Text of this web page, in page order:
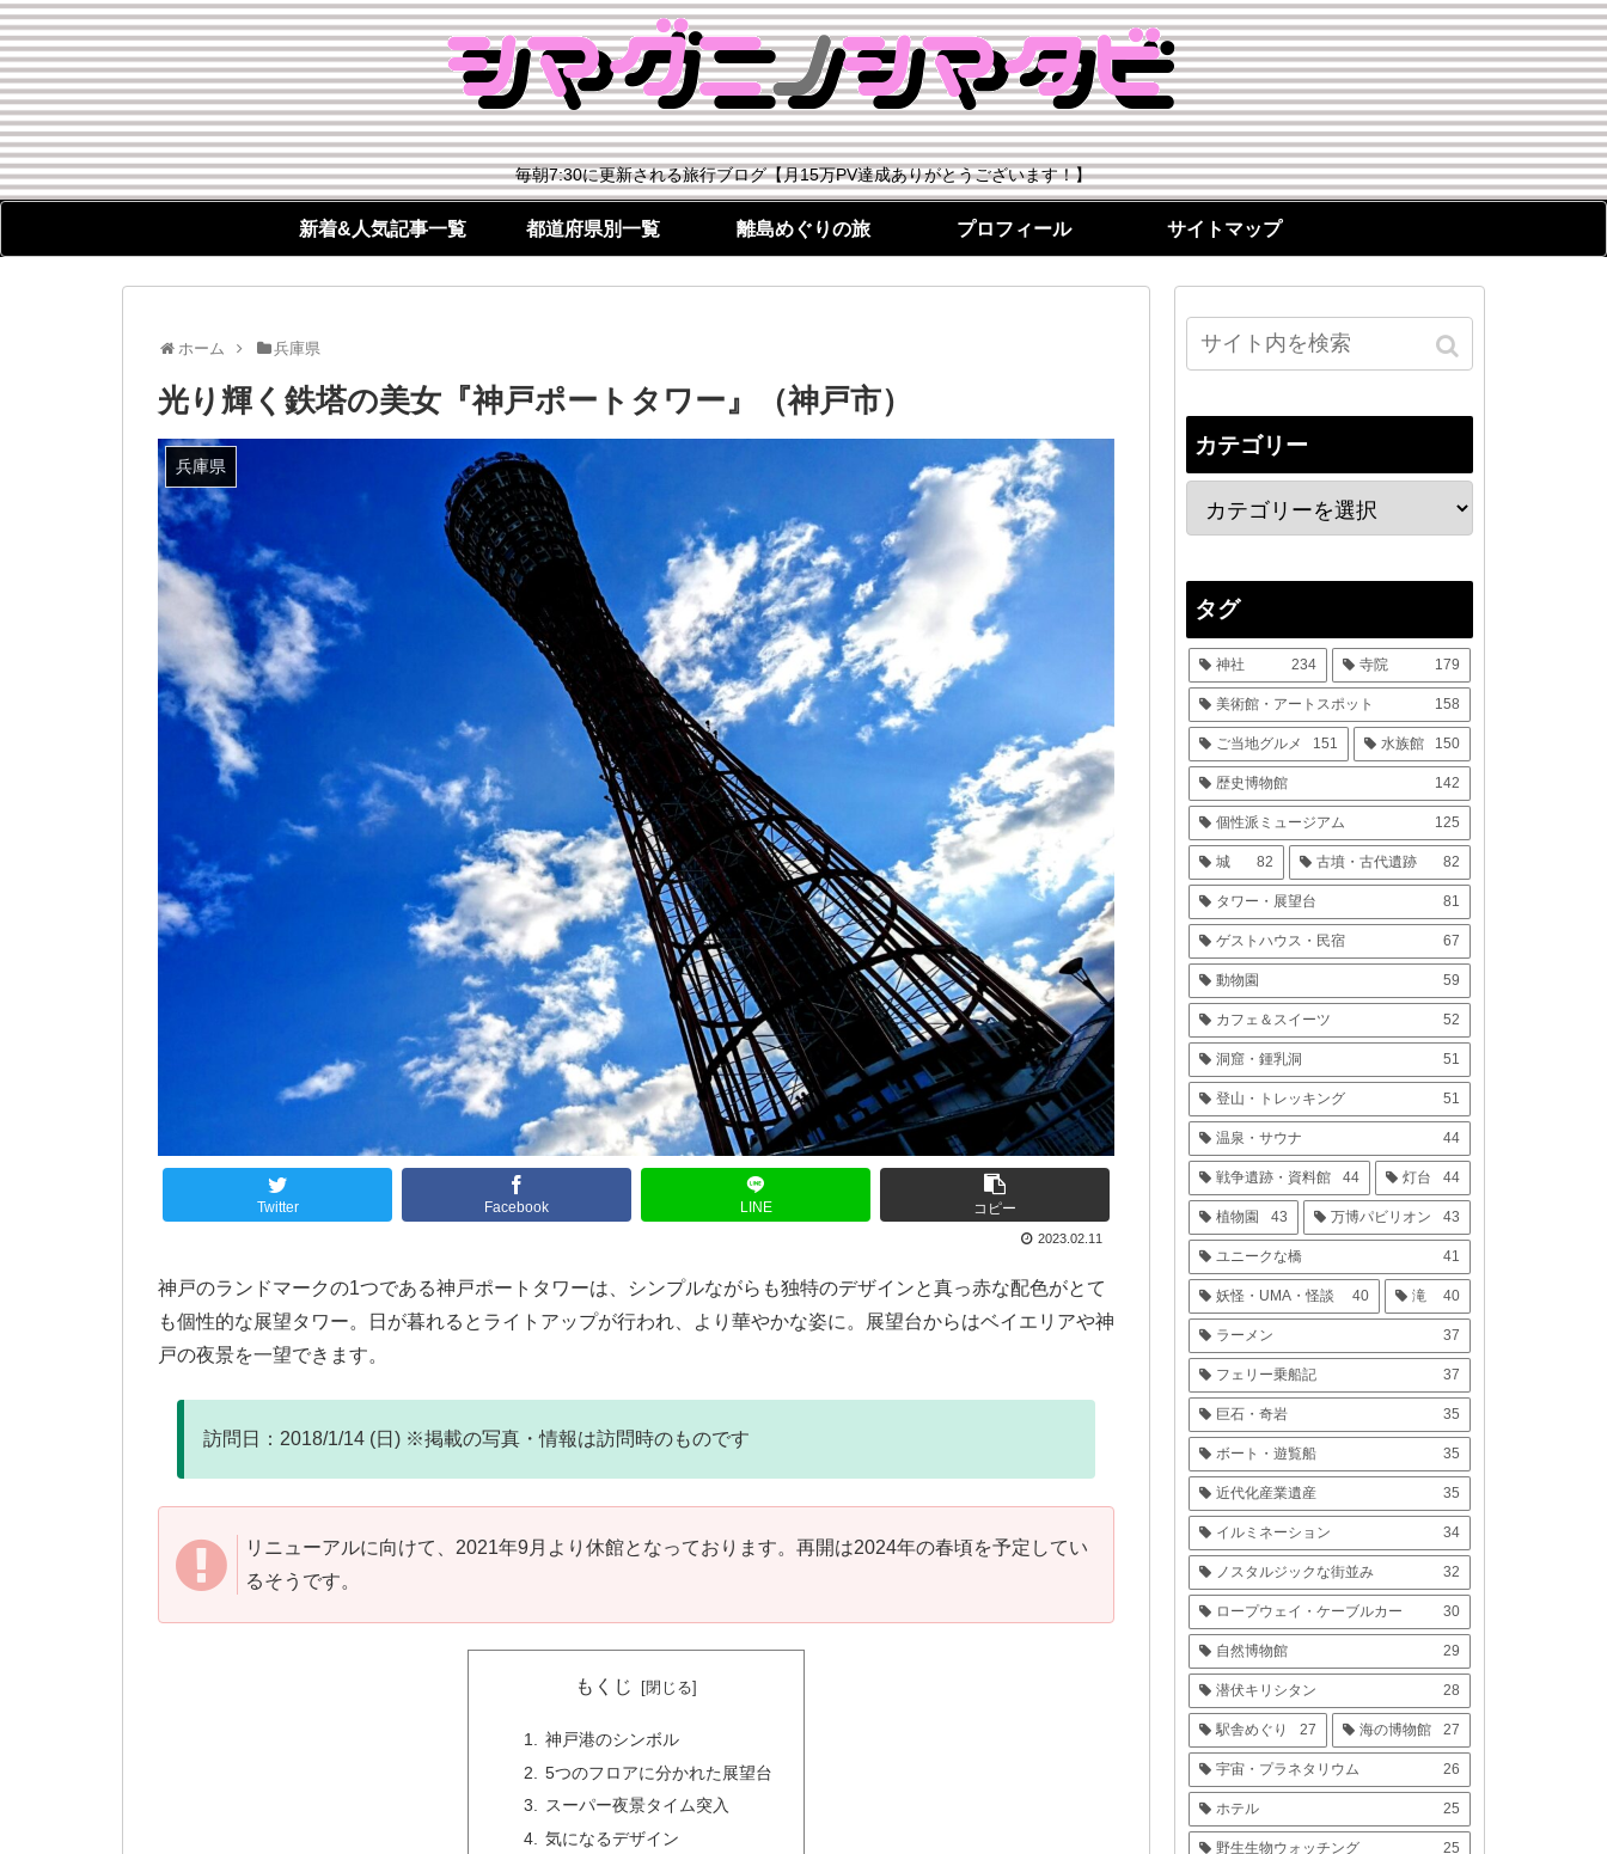
毎朝7:30に更新される旅行ブログ【月15万PV達成ありがとうございます！】
新着&人気記事一覧 都道府県別一覧 離島めぐりの旅 プロフィール サイトマップ
ホーム 兵庫県
光り輝く鉄塔の美女『神戸ポートタワー』（神戸市）
兵庫県
Twitter Facebook LINE コピー
2023.02.11
神戸のランドマークの1つである神戸ポートタワーは、シンプルながらも独特のデザインと真っ赤な配色がとて
も個性的な展望タワー。日が暮れるとライトアップが行われ、より華やかな姿に。展望台からはベイエリアや神
戸の夜景を一望できます。
訪問日：2018/1/14 (日) ※掲載の写真・情報は訪問時のものです
リニューアルに向けて、2021年9月より休館となっております。再開は2024年の春頃を予定してい
るそうです。
もくじ
神戸港のシンボル
5つのフロアに分かれた展望台
スーパー夜景タイム突入
気になるデザイン
カテゴリー
タグ
神社 234 寺院 179
美術館・アートスポット 158
ご当地グルメ 151 水族館 150
歴史博物館 142
個性派ミュージアム 125
城 82 古墳・古代遺跡 82
タワー・展望台 81
ゲストハウス・民宿 67
動物園 59
カフェ＆スイーツ 52
洞窟・鍾乳洞 51
登山・トレッキング 51
温泉・サウナ 44
戦争遺跡・資料館 44 灯台 44
植物園 43 万博パビリオン 43
ユニークな橋 41
妖怪・UMA・怪談 40 滝 40
ラーメン 37
フェリー乗船記 37
巨石・奇岩 35
ボート・遊覧船 35
近代化産業遺産 35
イルミネーション 34
ノスタルジックな街並み 32
ロープウェイ・ケーブルカー 30
自然博物館 29
潜伏キリシタン 28
駅舎めぐり 27 海の博物館 27
宇宙・プラネタリウム 26
ホテル 25
野生生物ウォッチング 25